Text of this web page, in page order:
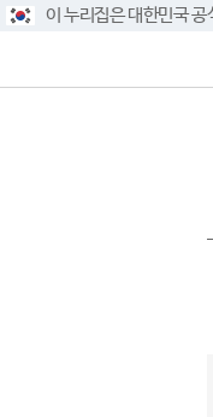
이 누리집은 대한민국